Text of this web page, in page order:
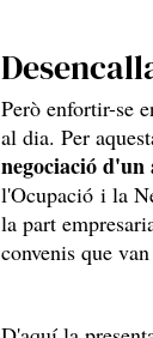
Però enfortir-se
al dia. Per
negociació
l'Ocupació i la
la part
convenis que